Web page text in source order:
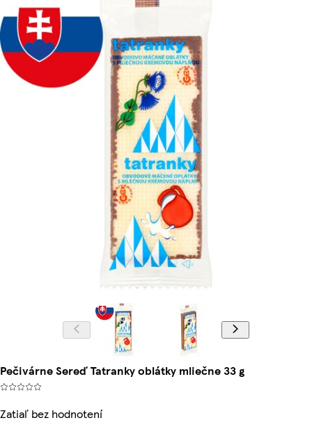
Pečivárne Sereď Tatranky oblátky mliečne 33 g
Zatiaľ bez hodnotení